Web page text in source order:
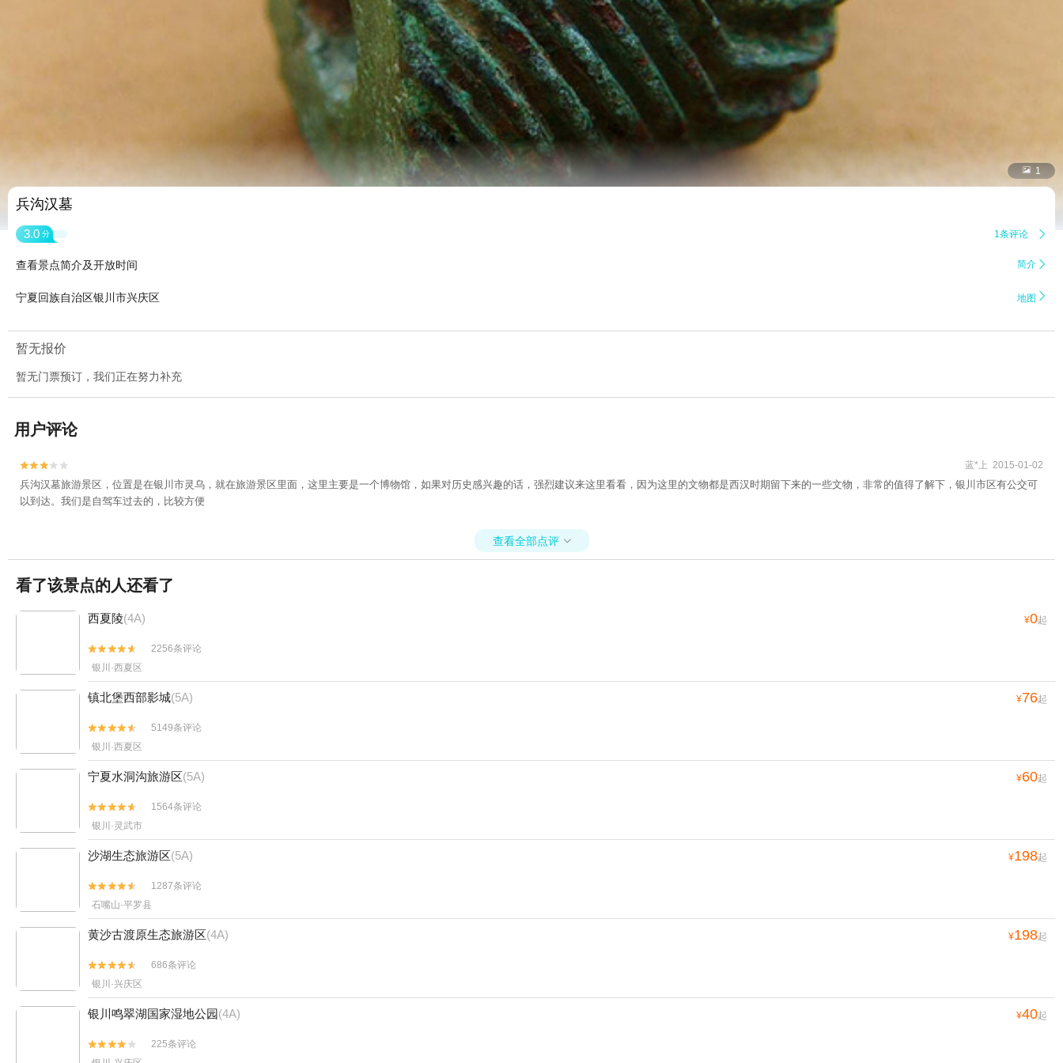
 1
兵沟汉墓
3.0 分 1条评论 
查看景点简介及开放时间 简介 
宁夏回族自治区银川市兴庆区 地图 
暂无报价
暂无门票预订，我们正在努力补充
用户评论

 蓝*上 2015-01-02
兵沟汉墓旅游景区，位置是在银川市灵乌，就在旅游景区里面，这里主要是一个博物馆，如果对历史感兴趣的话，强烈建议来这里看看，因为这里的文物都是西汉时期留下来的一些文物，非常的值得了解下，银川市区有公交可
以到达。我们是自驾车过去的，比较方便
查看全部点评 
看了该景点的人还看了
西夏陵(4A) ¥0起


2256条评论
银川·西夏区
镇北堡西部影城(5A) ¥76起


5149条评论
银川·西夏区
宁夏水洞沟旅游区(5A) ¥60起


1564条评论
银川·灵武市
沙湖生态旅游区(5A) ¥198起


1287条评论
石嘴山·平罗县
黄沙古渡原生态旅游区(4A) ¥198起


686条评论
银川·兴庆区
银川鸣翠湖国家湿地公园(4A) ¥40起


225条评论